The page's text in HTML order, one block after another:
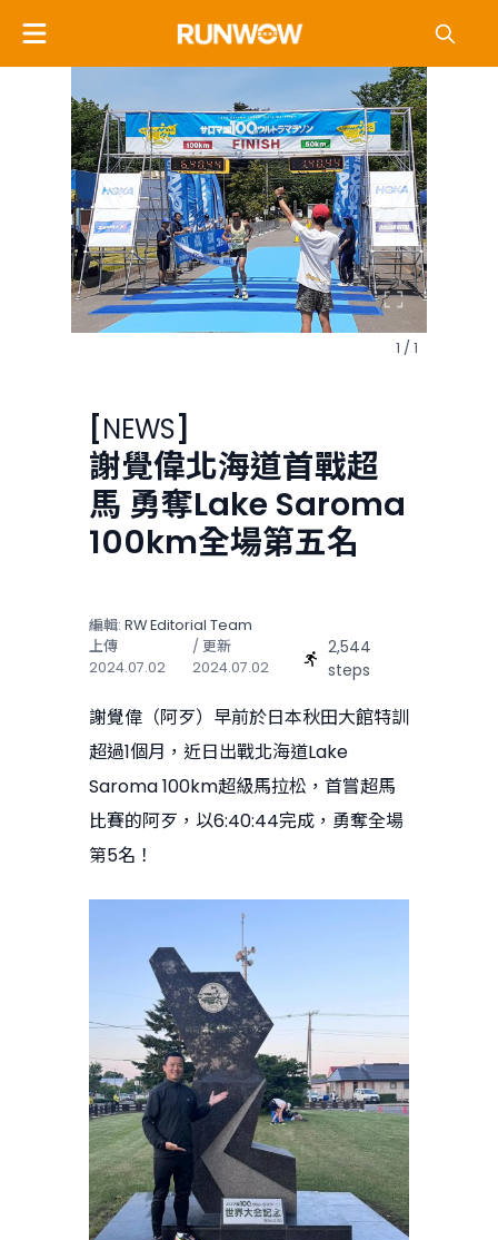
1 / 1
[NEWS]
謝覺偉北海道首戰超
馬 勇奪Lake Saroma
100km全場第五名
編輯: RW Editorial Team
上傳
2024.07.02
/ 更新
2024.07.02
2,544
steps
謝覺偉（阿歹）早前於日本秋田大館特訓
超過1個月，近日出戰北海道Lake
Saroma 100km超級馬拉松，首嘗超馬
比賽的阿歹，以6:40:44完成，勇奪全場
第5名！